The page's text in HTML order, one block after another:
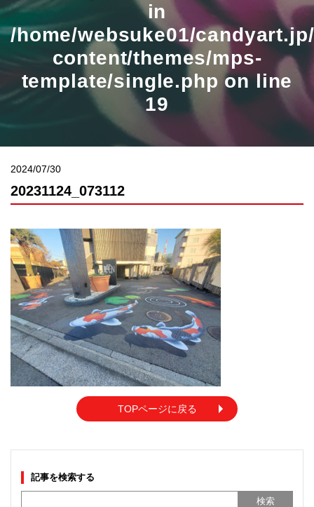
in
/home/websuke01/
content/themes/mps-
template/single.php on line
19
2024/07/30
20231124_073112
TOPページに戻る
記事を検索する